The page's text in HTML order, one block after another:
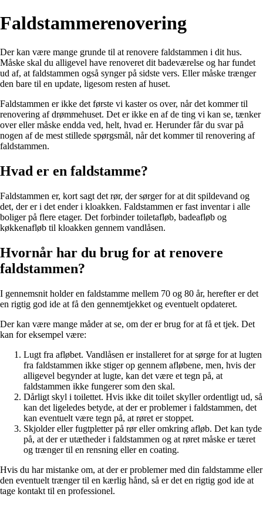
Faldstammerenovering
Der kan være mange grunde til at renovere faldstammen i dit hus.
Måske skal du alligevel have renoveret dit badeværelse og har fundet
ud af, at faldstammen også synger på sidste vers. Eller måske trænger
den bare til en update, ligesom resten af huset.
Faldstammen er ikke det første vi kaster os over, når det kommer til
renovering af drømmehuset. Det er ikke en af de ting vi kan se, tænker
over eller måske endda ved, helt, hvad er. Herunder får du svar på
nogen af de mest stillede spørgsmål, når det kommer til renovering af
faldstammen.
Hvad er en faldstamme?
Faldstammen er, kort sagt det rør, der sørger for at dit spildevand og
det, der er i det ender i kloakken. Faldstammen er fast inventar i alle
boliger på flere etager. Det forbinder toiletafløb, badeafløb og
køkkenafløb til kloakken gennem vandlåsen.
Hvornår har du brug for at renovere
faldstammen?
I gennemsnit holder en faldstamme mellem 70 og 80 år, herefter er det
en rigtig god ide at få den gennemtjekket og eventuelt opdateret.
Der kan være mange måder at se, om der er brug for at få et tjek. Det
kan for eksempel være:
Lugt fra afløbet. Vandlåsen er installeret for at sørge for at lugten
fra faldstammen ikke stiger op gennem afløbene, men, hvis der
alligevel begynder at lugte, kan det være et tegn på, at
faldstammen ikke fungerer som den skal.
Dårligt skyl i toilettet. Hvis ikke dit toilet skyller ordentligt ud, så
kan det ligeledes betyde, at der er problemer i faldstammen, det
kan eventuelt være tegn på, at røret er stoppet.
Skjolder eller fugtpletter på rør eller omkring afløb. Det kan tyde
på, at der er utætheder i faldstammen og at røret måske er tæret
og trænger til en rensning eller en coating.
Hvis du har mistanke om, at der er problemer med din faldstamme eller
den eventuelt trænger til en kærlig hånd, så er det en rigtig god ide at
tage kontakt til en professionel.